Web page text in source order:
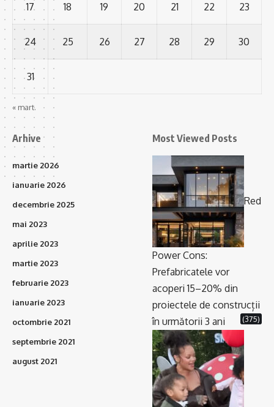
17 18 19 20 21 22 23
24 25 26 27 28 29 30
31
« mart.
Arhive
martie 2026
ianuarie 2026
decembrie 2025
mai 2023
aprilie 2023
martie 2023
februarie 2023
ianuarie 2023
octombrie 2021
septembrie 2021
august 2021
Most Viewed Posts
Red
Power Cons:
Prefabricatele vor
acoperi 15–20% din
proiectele de construcții
în următorii 3 ani
(375)